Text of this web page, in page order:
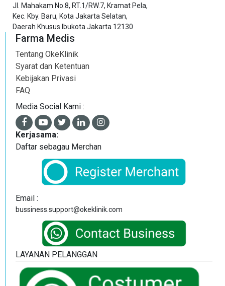
Jl. Mahakam No.8, RT.1/RW.7, Kramat Pela,
Kec. Kby. Baru, Kota Jakarta Selatan,
Daerah Khusus Ibukota Jakarta 12130
Farma Medis
Tentang OkeKlinik
Syarat dan Ketentuan
Kebijakan Privasi
FAQ
Media Social Kami :
Kerjasama:
Daftar sebagau Merchan
Email :
bussiness.support@okeklinik.com
LAYANAN PELANGGAN